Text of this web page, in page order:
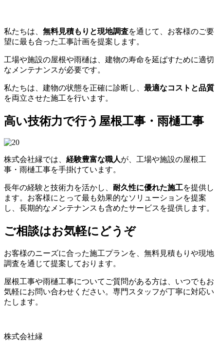
私たちは、 無料見積もりと現地調査を通じて、お客様のご要
望に最も合った工事計画を提案します。
工場や施設の屋根や雨樋は、建物の寿命を延ばすために適切
なメンテナンスが必要です。
私たちは、建物の状態を正確に診断し、 最適なコストと品質
を両立させた施工を行います。
高い技術力で行う屋根工事・雨樋工事
株式会社縁では、 経験豊富な職人が、工場や施設の屋根工
事・雨樋工事を手掛けています。
長年の経験と技術力を活かし、 耐久性に優れた施工を提供し
ます。お客様にとって最も効果的なソリューションを提案
し、長期的なメンテナンスも含めたサービスを提供します。
ご相談はお気軽にどうぞ
お客様のニーズに合った施工プランを、無料見積もりや現地
調査を通じて提案しております。
屋根工事や雨樋工事についてご質問がある方は、いつでもお
気軽にお問い合わせください。専門スタッフが丁寧に対応い
たします。
株式会社縁